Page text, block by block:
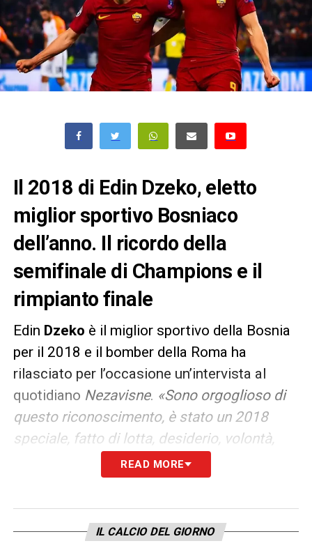
Il 2018 di Edin Dzeko, eletto
miglior sportivo Bosniaco
dell’anno. Il ricordo della
semifinale di Champions e il
rimpianto finale
Edin Dzeko è il miglior sportivo della Bosnia
per il 2018 e il bomber della Roma ha
rilasciato per l’occasione un’intervista al
quotidiano Nezavisne. «Sono orgoglioso di
questo riconoscimento, è stato un 2018
speciale, fatto di lotta, desiderio, volontà,
gioia, tristezza e felicità. Lasemifinale
Champions League contro il Barcellona è
qualcuno a inizio anno ci avesse detto che
READ MORE
IL CALCIO DEL GIORNO